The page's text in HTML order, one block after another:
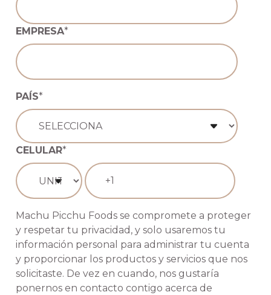
EMPRESA*
PAÍS*
CELULAR*
Machu Picchu Foods se compromete a proteger
y respetar tu privacidad, y solo usaremos tu
información personal para administrar tu cuenta
y proporcionar los productos y servicios que nos
solicitaste. De vez en cuando, nos gustaría
ponernos en contacto contigo acerca de